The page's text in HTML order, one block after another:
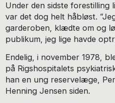
Under den sidste forestilling
var det dog helt håbløst.
garderoben, klædte om og
publikum, jeg lige havde
Endelig, i november 1978,
på Rigshospitalets
han en ung reservelæge,
Henning Jensen siden.